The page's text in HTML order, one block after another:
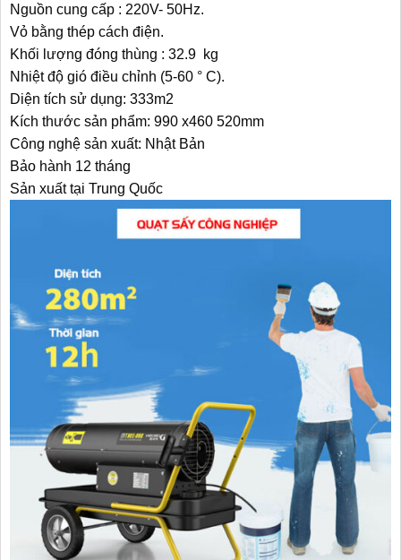
Nguồn cung cấp : 220V- 50Hz.
Vỏ bằng thép cách điện.
Khối lượng đóng thùng : 32.9 kg
Nhiệt độ gió điều chỉnh (5-60 ° C).
Diện tích sử dụng: 333m2
Kích thước sản phẩm: 990 x460 520mm
Công nghệ sản xuất: Nhật Bản
Bảo hành 12 tháng
Sản xuất tại Trung Quốc